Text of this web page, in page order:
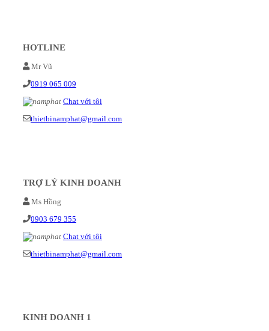
HOTLINE
Mr Vũ
0919 065 009
Chat với tôi
thietbinamphat@gmail.com
TRỢ LÝ KINH DOANH
Ms Hồng
0903 679 355
Chat với tôi
thietbinamphat@gmail.com
KINH DOANH 1